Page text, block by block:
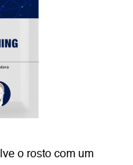
o rosto com um